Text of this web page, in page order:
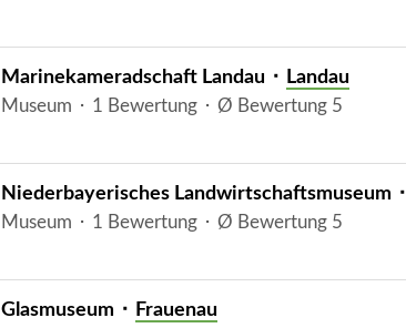
Marinekameradschaft Landau ⬝ Landau
Museum ⬝ 1 Bewertung ⬝ Ø Bewertung 5
Niederbayerisches Landwirtschaftsmuseum ⬝
Museum ⬝ 1 Bewertung ⬝ Ø Bewertung 5
Glasmuseum ⬝ Frauenau